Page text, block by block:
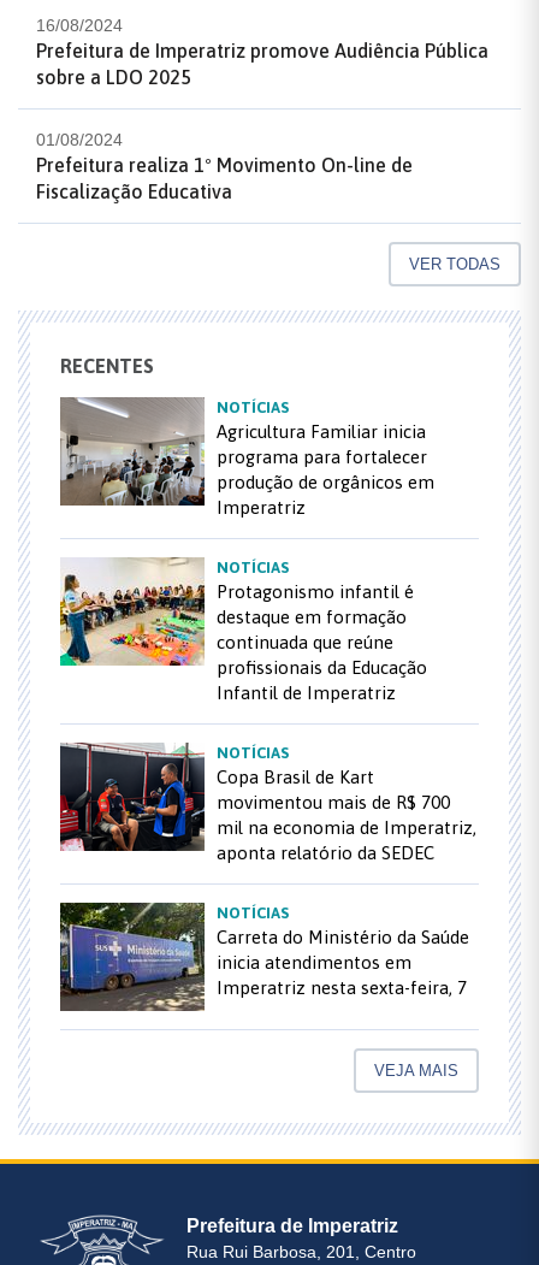
16/08/2024
Prefeitura de Imperatriz promove Audiência Pública
sobre a LDO 2025
01/08/2024
Prefeitura realiza 1º Movimento On-line de
Fiscalização Educativa
VER TODAS
RECENTES
NOTÍCIAS
Agricultura Familiar inicia
programa para fortalecer
produção de orgânicos em
Imperatriz
NOTÍCIAS
Protagonismo infantil é
destaque em formação
continuada que reúne
profissionais da Educação
Infantil de Imperatriz
NOTÍCIAS
Copa Brasil de Kart
movimentou mais de R$ 700
mil na economia de Imperatriz,
aponta relatório da SEDEC
NOTÍCIAS
Carreta do Ministério da Saúde
inicia atendimentos em
Imperatriz nesta sexta-feira, 7
VEJA MAIS
Prefeitura de Imperatriz
Rua Rui Barbosa, 201, Centro